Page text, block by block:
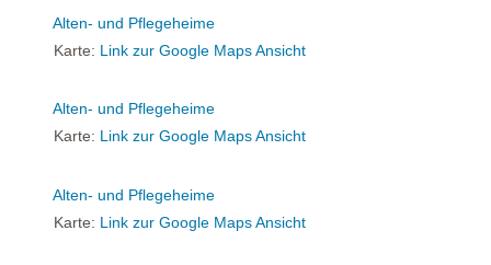
Alten- und Pflegeheime
Karte: Link zur Google Maps Ansicht
Alten- und Pflegeheime
Karte: Link zur Google Maps Ansicht
Alten- und Pflegeheime
Karte: Link zur Google Maps Ansicht